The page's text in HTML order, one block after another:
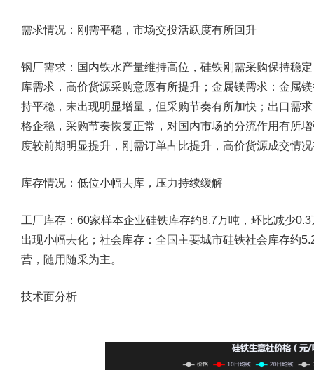
需求情况：刚需平稳，市场交投活跃度有所回升
钢厂需求：国内铁水产量维持高位，硅铁刚需采购保持稳
库需求，高价货源采购意愿有所提升；金属镁需求：金属
持平稳，未出现明显增量，但采购节奏有所加快；出口需
格企稳，采购节奏恢复正常，对国内市场的分流作用有所
度较前期明显提升，刚需订单占比提升，高价货源成交情
库存情况：低位小幅去库，压力持续缓解
工厂库存：60家样本企业硅铁库存约8.7万吨，环比减少
出现小幅去化；社会库存：全国主要城市硅铁社会库存约
营，随用随采为主。
技术面分析